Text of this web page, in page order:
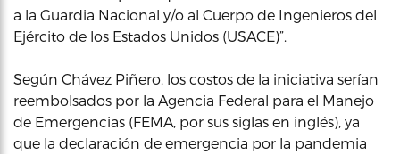
a la Guardia Nacional y/o al Cuerpo de Ingenieros del
Ejército de los Estados Unidos (USACE)”.
Según Chávez Piñero, los costos de la iniciativa serían
reembolsados por la Agencia Federal para el Manejo
de Emergencias (FEMA, por sus siglas en inglés), ya
que la declaración de emergencia por la pandemia